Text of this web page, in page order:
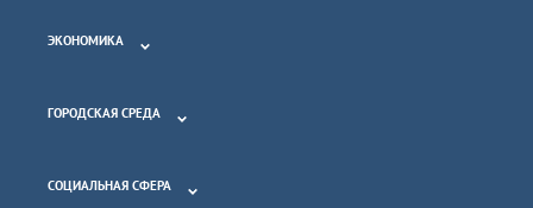
ЭКОНОМИКА
ГОРОДСКАЯ СРЕДА
СОЦИАЛЬНАЯ СФЕРА